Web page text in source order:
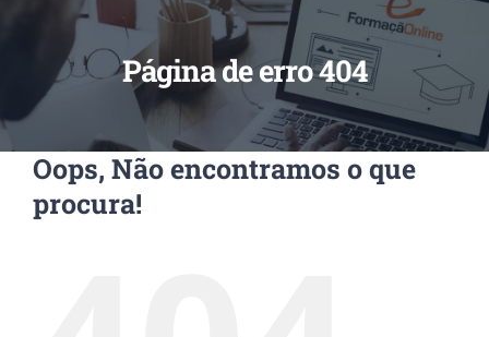
Página de erro 404
Oops, Não encontramos o que
procura!